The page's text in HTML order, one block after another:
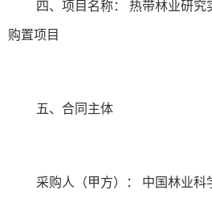
四、项目名称：
热带林业研究
购置项目
五、合同主体
采购人（甲方）： 中国林业科